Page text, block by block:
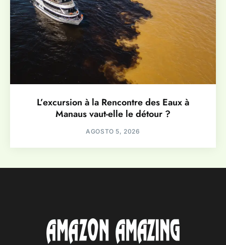
L’excursion à la Rencontre des Eaux à
Manaus vaut-elle le détour ?
AGOSTO 5, 2026